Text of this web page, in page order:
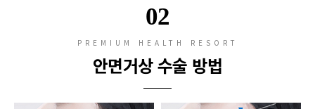
02
PREMIUM HEALTH RESORT
안면거상 수술 방법